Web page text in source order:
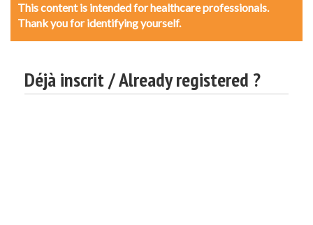
This content is intended for healthcare professionals.
Thank you for identifying yourself.
Déjà inscrit / Already registered ?